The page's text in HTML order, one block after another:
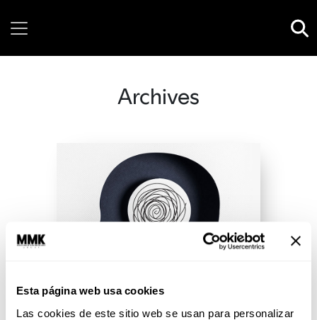
Esta página web usa cookies
Las cookies de este sitio web se usan para personalizar
Archives